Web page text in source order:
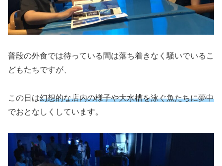
普段の外食では待っている間は落ち着きなく騒いでいるこ
どもたちですが、
この日は幻想的な店内の様子や大水槽を泳ぐ魚たちに夢中
でおとなしくしています。